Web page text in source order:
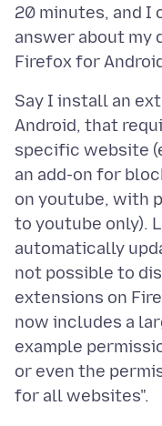
20 minutes, and I
answer about my
Say I install an
Android, that
specific website
an add-on for
on youtube, with
to youtube only).
automatically
not possible to
extensions on
now includes a
example
or even the